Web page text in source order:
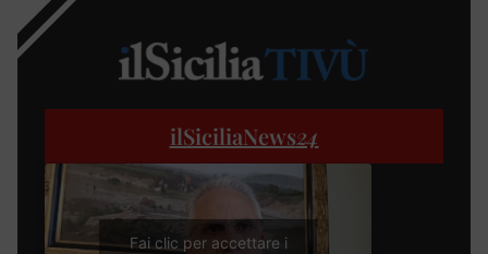
ilSiciliaNews24
Fai clic per accettare i